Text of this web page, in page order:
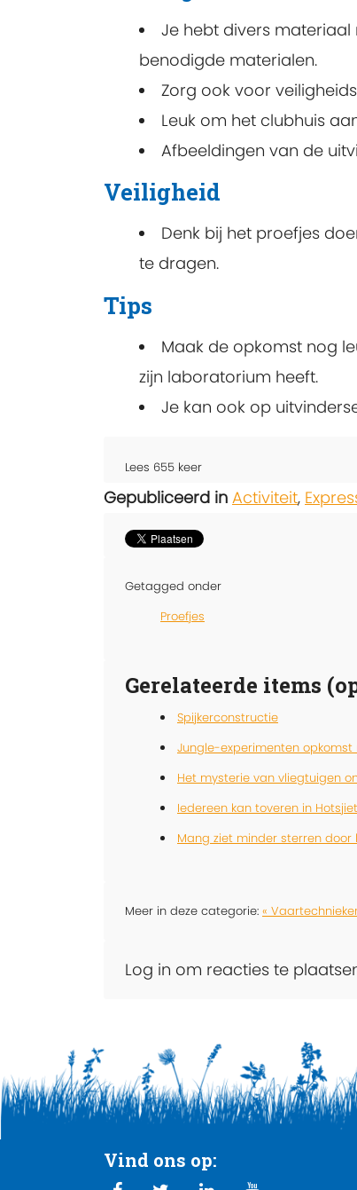
Je hebt divers materiaal
benodigde materialen.
Zorg ook voor
Leuk om het clubhuis
Afbeeldingen van de
Veiligheid
Denk bij het proefjes
te dragen.
Tips
Maak de opkomst nog
zijn laboratorium heeft.
Je kan ook op
Lees 655 keer
Gepubliceerd in Activiteit,
Getagged onder
Proefjes
Gerelateerde items
Spijkerconstructie
Jungle-experimenten opkomst
Het mysterie van vliegtuigen
Iedereen kan toveren in
Mang ziet minder sterren door
Meer in deze categorie: «
Log in om reacties te
Vind ons op: